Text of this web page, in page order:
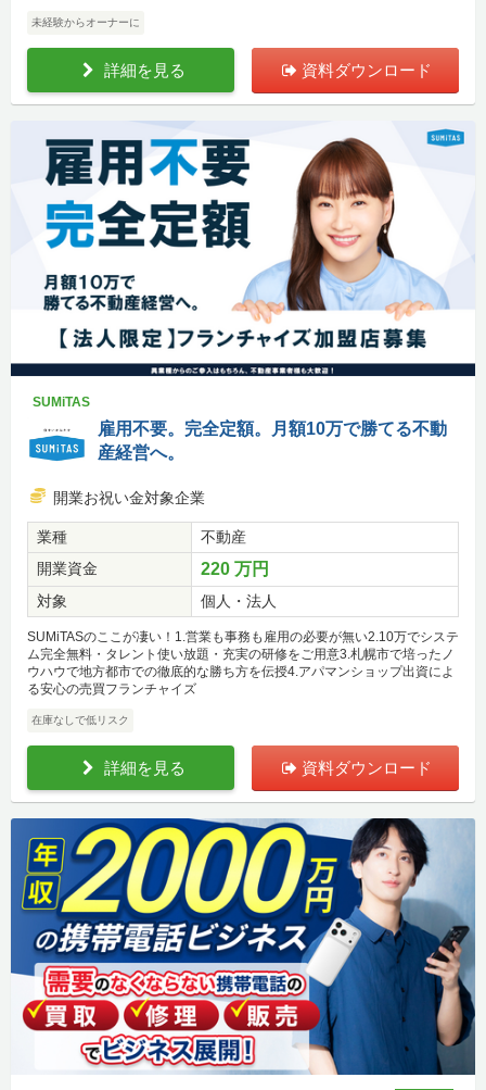
未経験からオーナーに
詳細を見る 資料ダウンロード
SUMiTAS
雇用不要。完全定額。月額10万で勝てる不動
産経営へ。
開業お祝い金対象企業
業種
不動産
開業資金
220 万円
対象 個人・法人
SUMiTASのここが凄い！1.営業も事務も雇用の必要が無い2.10万でシステ
ム完全無料・タレント使い放題・充実の研修をご用意3.札幌市で培ったノ
ウハウで地方都市での徹底的な勝ち方を伝授4.アパマンショップ出資によ
る安心の売買フランチャイズ
在庫なしで低リスク
詳細を見る 資料ダウンロード